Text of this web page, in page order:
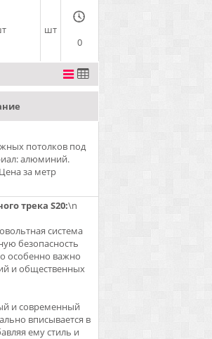
шт
0
потолков под
алюминий.
за метр
трека S20:\n
система
безопасность
особенно важно
и общественных
и современный
вписывается в
ему стиль и